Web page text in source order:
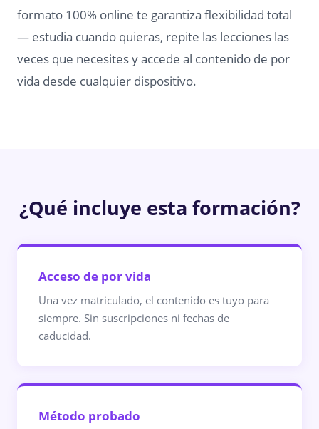
formato 100% online te garantiza flexibilidad total
— estudia cuando quieras, repite las lecciones las
veces que necesites y accede al contenido de por
vida desde cualquier dispositivo.
¿Qué incluye esta formación?
Acceso de por vida
Una vez matriculado, el contenido es tuyo para
siempre. Sin suscripciones ni fechas de
caducidad.
Método probado